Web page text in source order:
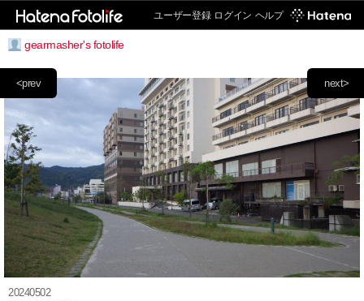
ユーザー登録 ログイン ヘルプ
gearmasher's fotolife
next>
<prev
20240502